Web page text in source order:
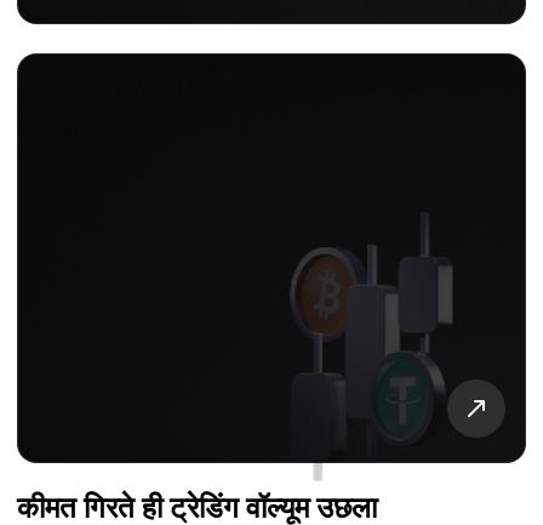
कीमत गिरते ही ट्रेडिंग वॉल्यूम उछला